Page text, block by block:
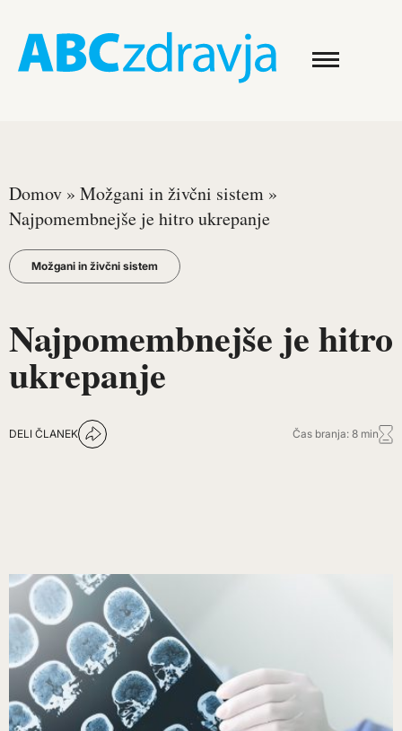
Domov » Možgani in živčni sistem »
Najpomembnejše je hitro ukrepanje
Možgani in živčni sistem
Najpomembnejše je hitro
ukrepanje
DELI ČLANEK Čas branja: 8 min